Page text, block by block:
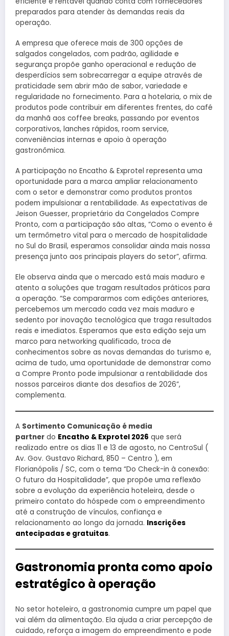
preparados para atender às demandas reais da
operação.
A empresa que oferece mais de 300 opções de
salgados congelados, com padrão, agilidade e
segurança propõe ganho operacional e redução de
desperdícios sem sobrecarregar a equipe através de
praticidade sem abrir mão de sabor, variedade e
regularidade no fornecimento. Para a hotelaria, o mix de
produtos pode contribuir em diferentes frentes, do café
da manhã aos coffee breaks, passando por eventos
corporativos, lanches rápidos, room service,
conveniências internas e apoio à operação
gastronômica.
A participação no Encatho & Exprotel representa uma
oportunidade para a marca ampliar relacionamento
com o setor e demonstrar como produtos prontos
podem impulsionar a rentabilidade. As expectativas de
Jeison Guesser, proprietário da Congelados Compre
Pronto, com a participação são altas, “Como o evento é
um termômetro vital para o mercado de hospitalidade
no Sul do Brasil, esperamos consolidar ainda mais nossa
presença junto aos principais players do setor”, afirma.
Ele observa ainda que o mercado está mais maduro e
atento a soluções que tragam resultados práticos para
a operação. “Se compararmos com edições anteriores,
percebemos um mercado cada vez mais maduro e
sedento por inovação tecnológica que traga resultados
reais e imediatos. Esperamos que esta edição seja um
marco para networking qualificado, troca de
conhecimentos sobre as novas demandas do turismo e,
acima de tudo, uma oportunidade de demonstrar como
a Compre Pronto pode impulsionar a rentabilidade dos
nossos parceiros diante dos desafios de 2026”,
complementa.
A Sortimento Comunicação é media
partner do Encatho & Exprotel 2026 que será
realizado entre os dias 11 e 13 de agosto, no CentroSul (
Av. Gov. Gustavo Richard, 850 – Centro ), em
Florianópolis / SC, com o tema “Do Check-in à conexão:
O futuro da Hospitalidade”, que propõe uma reflexão
sobre a evolução da experiência hoteleira, desde o
primeiro contato do hóspede com o empreendimento
até a construção de vínculos, confiança e
relacionamento ao longo da jornada. Inscrições
antecipadas e gratuitas.
Gastronomia pronta como apoio
estratégico à operação
No setor hoteleiro, a gastronomia cumpre um papel que
vai além da alimentação. Ela ajuda a criar percepção de
cuidado, reforça a imagem do empreendimento e pode